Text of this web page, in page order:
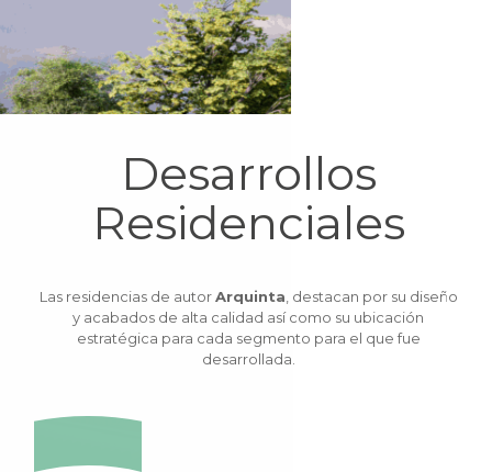
Desarrollos
Residenciales
Las residencias de autorArquinta , destacan por su diseño
y acabados de alta calidad así como su ubicación
estratégica para cada segmento para el que fue
desarrollada.